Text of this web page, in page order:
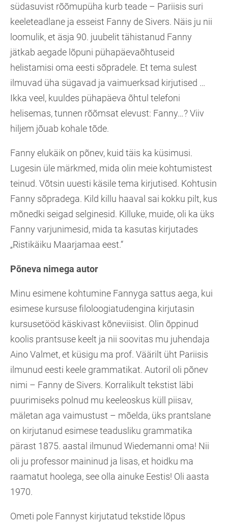
südasuvist rõõmupüha kurb teade – Pariisis suri
keeleteadlane ja esseist Fanny de Sivers. Näis ju nii
loomulik, et äsja 90. juubelit tähistanud Fanny
jätkab aegade lõpuni pühapäevaõhtuseid
helistamisi oma eesti sõpradele. Et tema sulest
ilmuvad üha sügavad ja vaimuerksad kirjutised …
Ikka veel, kuuldes pühapäeva õhtul telefoni
helisemas, tunnen rõõmsat elevust: Fanny…? Viiv
hiljem jõuab kohale tõde.
Fanny elukäik on põnev, kuid täis ka küsimusi.
Lugesin üle märkmed, mida olin meie kohtumistest
teinud. Võtsin uuesti käsile tema kirjutised. Kohtusin
Fanny sõpradega. Kild killu haaval sai kokku pilt, kus
mõnedki seigad selginesid. Killuke, muide, oli ka üks
Fanny varjunimesid, mida ta kasutas kirjutades
„Ristikäiku Maarjamaa eest.“
Põneva nimega autor
Minu esimene kohtumine Fannyga sattus aega, kui
esimese kursuse filoloogiatudengina kirjutasin
kursusetööd käskivast kõneviisist. Olin õppinud
koolis prantsuse keelt ja nii soovitas mu juhendaja
Aino Valmet, et küsigu ma prof. Väärilt üht Pariisis
ilmunud eesti keele grammatikat. Autoril oli põnev
nimi – Fanny de Sivers. Korralikult tekstist läbi
puurimiseks polnud mu keeleoskus küll piisav,
mäletan aga vaimustust – mõelda, üks prantslane
on kirjutanud esimese teadusliku grammatika
pärast 1875. aastal ilmunud Wiedemanni oma! Nii
oli ju professor maininud ja lisas, et hoidku ma
raamatut hoolega, see olla ainuke Eestis! Oli aasta
1970.
Ometi pole Fannyst kirjutatud tekstide lõpus